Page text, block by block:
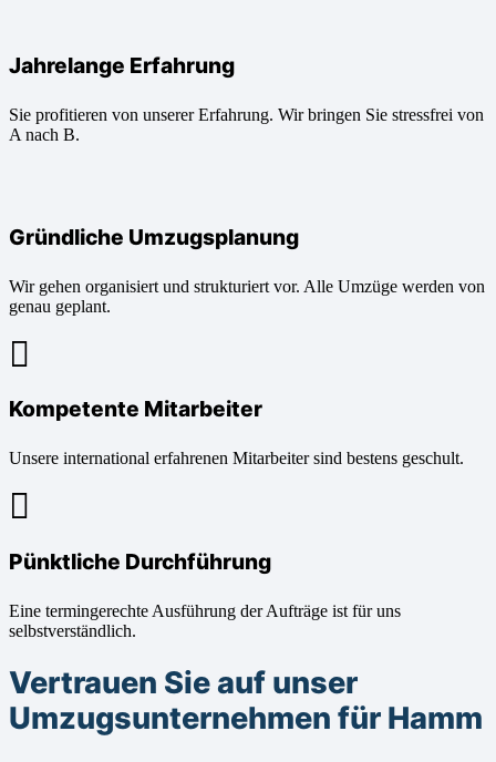
Jahrelange Erfahrung
Sie profitieren von unserer Erfahrung. Wir bringen Sie stressfrei von
A nach B.
Gründliche Umzugsplanung
Wir gehen organisiert und strukturiert vor. Alle Umzüge werden von
genau geplant.
Kompetente Mitarbeiter
Unsere international erfahrenen Mitarbeiter sind bestens geschult.
Pünktliche Durchführung
Eine termingerechte Ausführung der Aufträge ist für uns
selbstverständlich.
Vertrauen Sie auf unser
Umzugsunternehmen für Hamm